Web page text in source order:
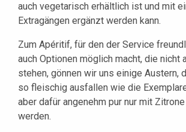
auch vegetarisch erhältlich ist und mit
Extragängen ergänzt werden kann.
Zum Apéritif, für den der Service
auch Optionen möglich macht, die nicht
stehen, gönnen wir uns einige Austern,
so fleischig ausfallen wie die
aber dafür angenehm pur nur mit
werden.